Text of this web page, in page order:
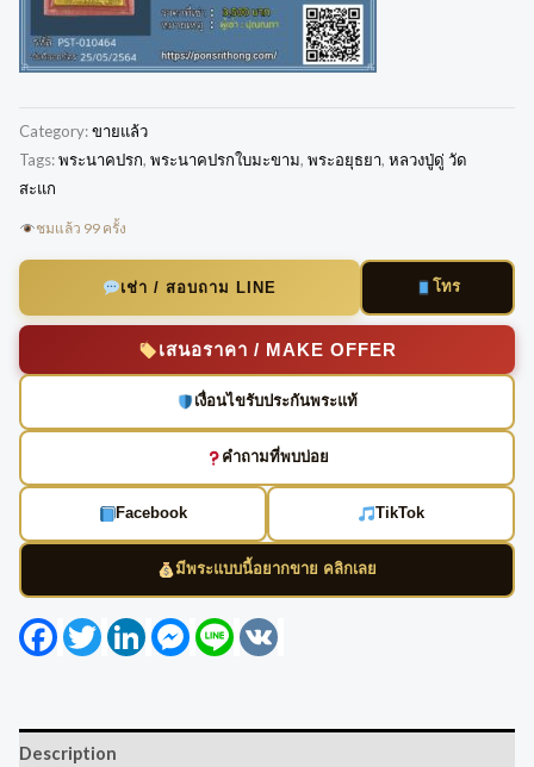
Category:ขายแล้ว
Tags:พระนาคปรก, พระนาคปรกใบมะขาม, พระอยุธยา, หลวงปู่ดู่ วัด
สะแก
ชมแล้ว 99 ครั้ง
เช่า / สอบถาม LINE โทร
เสนอราคา / MAKE OFFER
เงื่อนไขรับประกันพระแท้
คำถามที่พบบ่อย
Facebook TikTok
มีพระแบบนี้อยากขาย คลิกเลย
FacebookTwitterLinkedInMessenger
Line
Description